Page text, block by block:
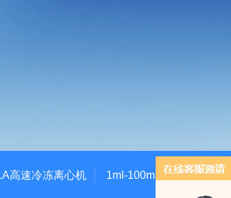
高速冷冻离心机 1ml-100ml气密性进样针